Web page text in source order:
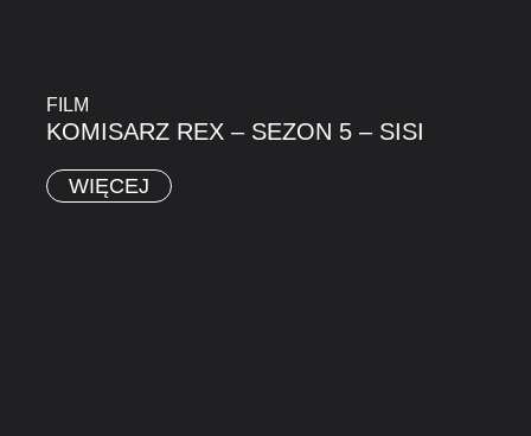
FILM
KOMISARZ REX – SEZON 5 – SISI
WIĘCEJ